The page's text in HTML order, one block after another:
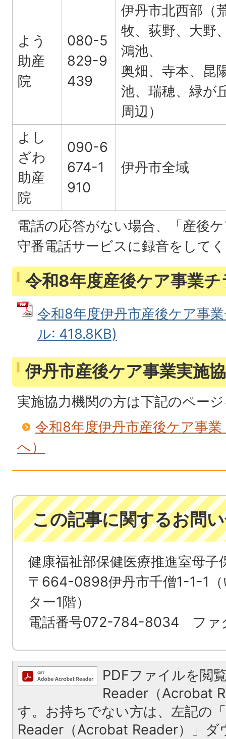
よう
助産
院
080-5
829-9
439
伊丹市北西部（
牧、荻野、大野
鴻池、
奥畑、寺本、昆
池、瑞穂、緑が
周辺）
よし
ざわ
助産
院
090-6
674-1
910
伊丹市全域
電話の応答がない場合、「産後
守番電話サービスに録音をして
令和8年度産後ケア事業
令和8年度伊丹市産後ケア事
ル: 418.8KB)
伊丹市産後ケア事業実施
実施協力機関の方は下記のペー
令和8年度伊丹市産後ケア事
へ）
この記事に関するお問
健康福祉部保健医療推進室母子
〒664-0898伊丹市千僧1-1-1
ター1階）
電話番号072-784-8034 ファ
PDFファイルを閲
Reader（Acrobat
す。お持ちでない方は、左記の
Reader（Acrobat Reader）」ダ